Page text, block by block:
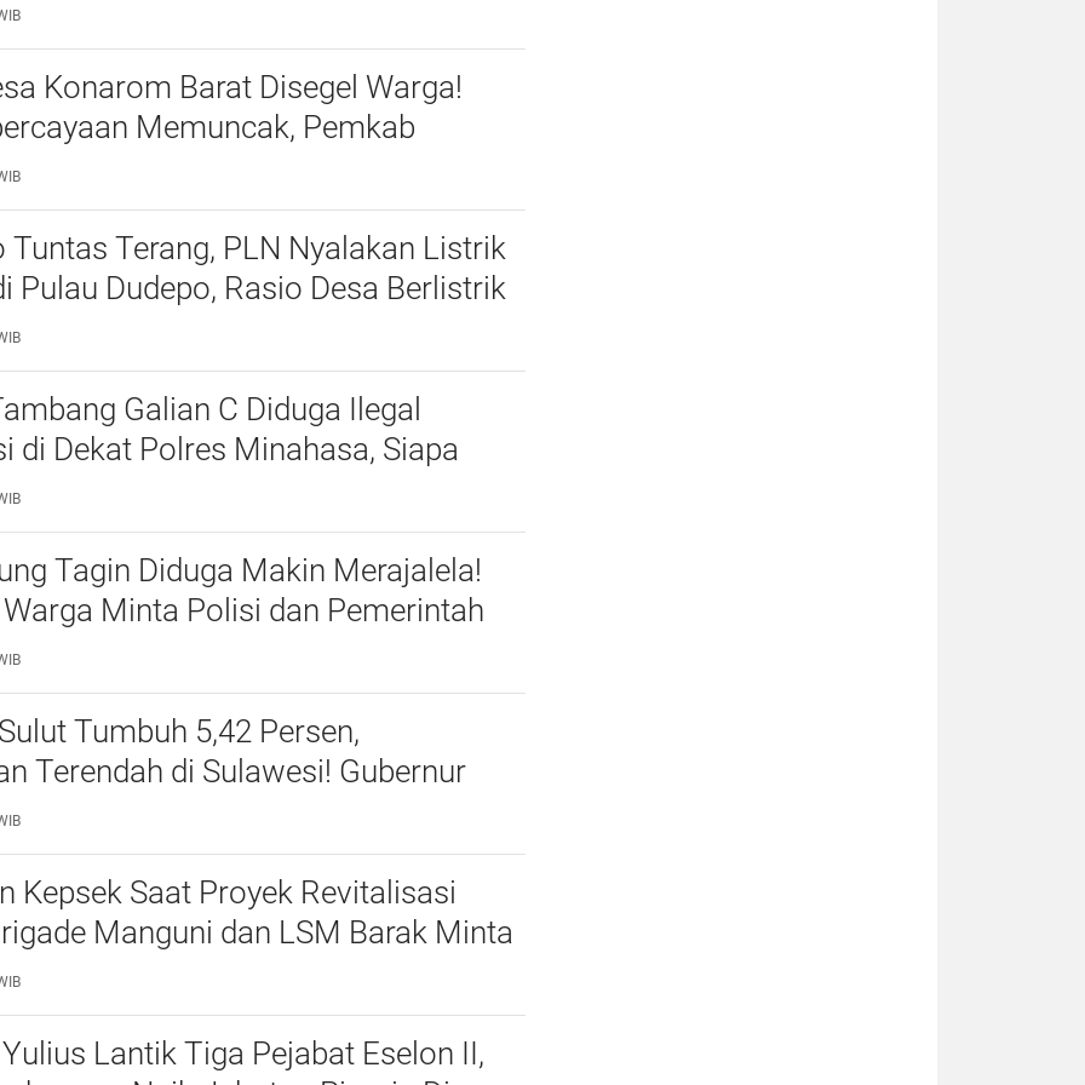
Konarom Barat Disegel Warga!
Memuncak, Pemkab
Copot Sangadi dan Usut
Wewenang
Tuntas Terang, PLN Nyalakan Listrik
Pulau Dudepo, Rasio Desa Berlistrik
Capai 100 Persen
Galian C Diduga Ilegal
di Dekat Polres Minahasa, Siapa
Publik Desak Penegakan
Tebang Pilih
Tagin Diduga Makin Merajalela!
Minta Polisi dan Pemerintah
Mata
Tumbuh 5,42 Persen,
Terendah di Sulawesi! Gubernur
Pembangunan Inklusif Berbasis
Kepsek Saat Proyek Revitalisasi
Manguni dan LSM Barak Minta
Tunda Kebijakan
Lantik Tiga Pejabat Eselon II,